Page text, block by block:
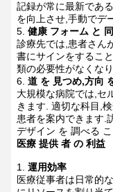
記録が常に最新であ
を向上させ,手動でデ
健康 フォーム と
診療先では,患者さん
書にサインをするこ
類の必要性がなくな
道 を 見つめ,方向
大規模な病院では,セ
きます. 適切な科目,
患者を案内できます.
デザイン を 調べる こ
医療 提供 者 の 利益
運用効率
医療従事者は日常的